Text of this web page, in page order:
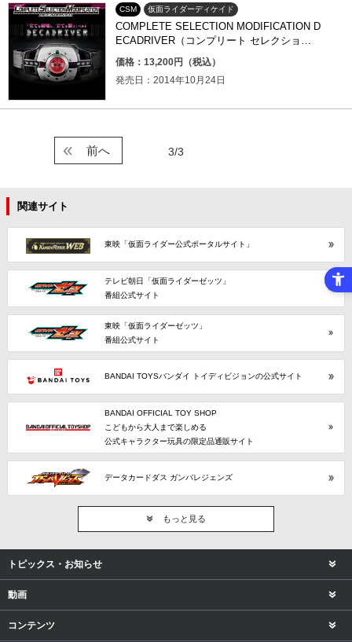
CSM 仮面ライダーディケイド
COMPLETE SELECTION MODIFICATION D
ECADRIVER（コンプリート セレクション
モディフィケーション ディケイドライバ
ー）
価格：13,200円（税込）
発売日：2014年10月24日
3/3
前へ
関連サイト
東映「仮面ライダー公式ポータルサイト」
テレビ朝日「仮面ライダーゼッツ」
番組公式サイト
東映「仮面ライダーゼッツ」
番組公式サイト
BANDAI TOYSバンダイ トイディビジョンの公式サイト
BANDAI OFFICIAL TOY SHOP
こどもから大人まで楽しめる
公式キャラクター玩具の限定品通販サイト
データカードダス ガンバレジェンズ
もっと見る
トピックス・お知らせ
動画
コンテンツ